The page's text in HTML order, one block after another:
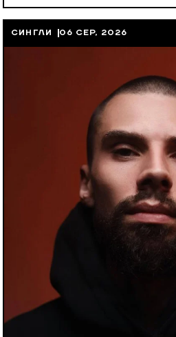
СИНГЛИ 06 СЕР, 2026